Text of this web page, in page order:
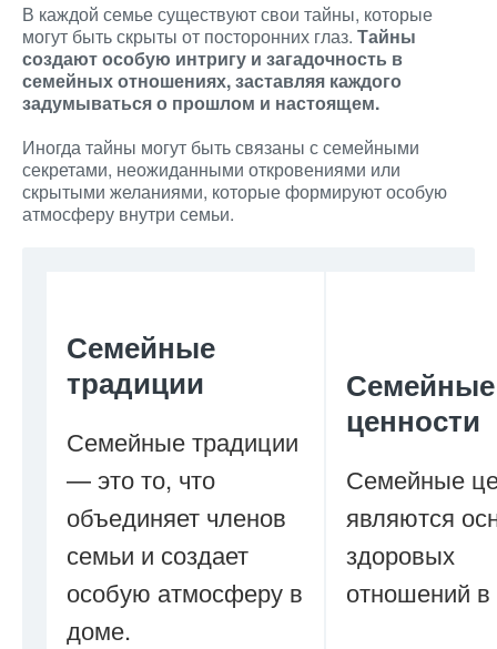
В каждой семье существуют свои тайны, которые
могут быть скрыты от посторонних глаз. Тайны
создают особую интригу и загадочность в
семейных отношениях, заставляя каждого
задумываться о прошлом и настоящем.
Иногда тайны могут быть связаны с семейными
секретами, неожиданными откровениями или
скрытыми желаниями, которые формируют особую
атмосферу внутри семьи.
Семейные
традиции
Семейные традиции
— это то, что
объединяет членов
семьи и создает
особую атмосферу в
доме.
Семейные
ценности
Семейные
являются
здоровых
отношений